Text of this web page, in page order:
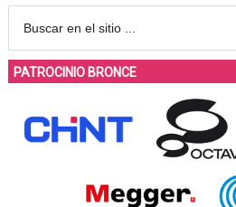
PATROCINIO BRONCE